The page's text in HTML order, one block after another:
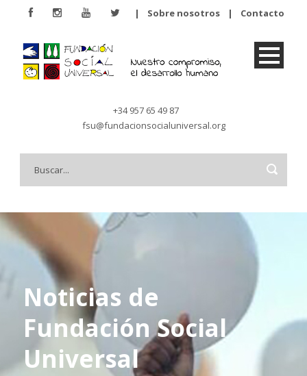
| Sobre nosotros | Contacto
+34 957 65 49 87
fsu@fundacionsocialuniversal.org
Noticias de
Fundación Social
Universal